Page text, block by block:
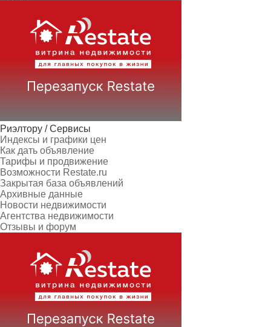
Риэлтору / Сервисы
Индексы и графики цен
Как дать объявление
Тарифы и продвижение
Возможности Restate.ru
Закрытая база объявлений
Архивные данные
Новости недвижимости
Агентства недвижимости
Отзывы и форум